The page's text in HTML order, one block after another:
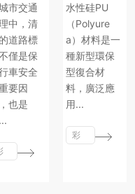
市交通
中，清
道路標
僅是保
車安全
要因
也是
水性硅PU
（Polyure
a）材料是一
種新型環保
型復合材
料，廣泛應
用...
彩